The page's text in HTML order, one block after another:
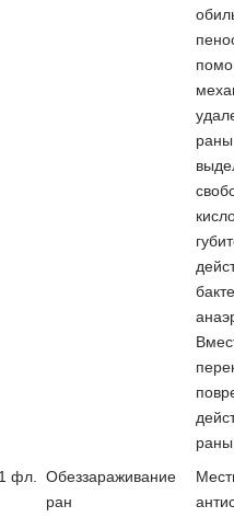
1 фл. Обеззараживание
ран